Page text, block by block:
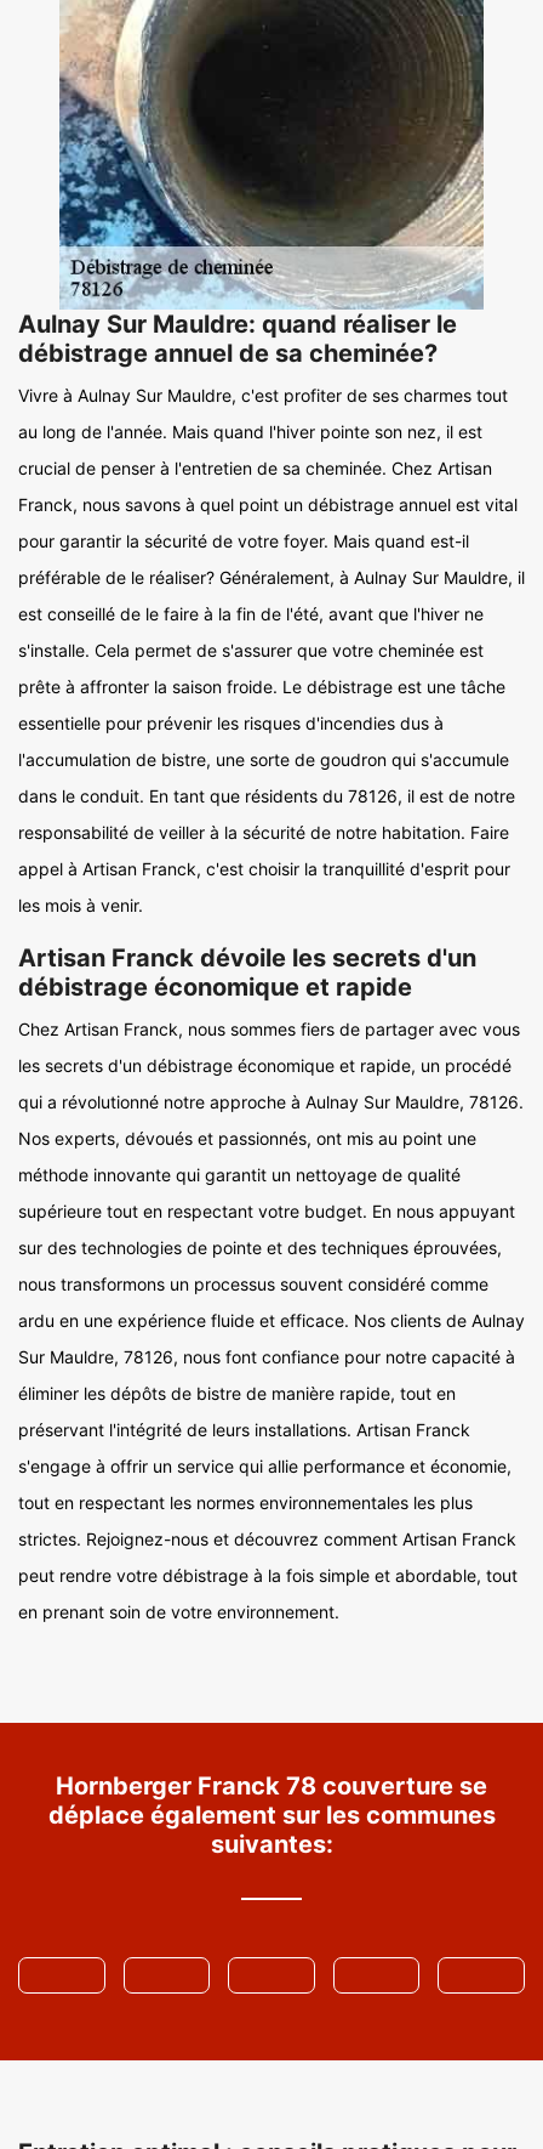
Aulnay Sur Mauldre: quand réaliser le
débistrage annuel de sa cheminée?
Vivre à Aulnay Sur Mauldre, c'est profiter de ses charmes tout
au long de l'année. Mais quand l'hiver pointe son nez, il est
crucial de penser à l'entretien de sa cheminée. Chez Artisan
Franck, nous savons à quel point un débistrage annuel est vital
pour garantir la sécurité de votre foyer. Mais quand est-il
préférable de le réaliser? Généralement, à Aulnay Sur Mauldre, il
est conseillé de le faire à la fin de l'été, avant que l'hiver ne
s'installe. Cela permet de s'assurer que votre cheminée est
prête à affronter la saison froide. Le débistrage est une tâche
essentielle pour prévenir les risques d'incendies dus à
l'accumulation de bistre, une sorte de goudron qui s'accumule
dans le conduit. En tant que résidents du 78126, il est de notre
responsabilité de veiller à la sécurité de notre habitation. Faire
appel à Artisan Franck, c'est choisir la tranquillité d'esprit pour
les mois à venir.
Artisan Franck dévoile les secrets d'un
débistrage économique et rapide
Chez Artisan Franck, nous sommes fiers de partager avec vous
les secrets d'un débistrage économique et rapide, un procédé
qui a révolutionné notre approche à Aulnay Sur Mauldre, 78126.
Nos experts, dévoués et passionnés, ont mis au point une
méthode innovante qui garantit un nettoyage de qualité
supérieure tout en respectant votre budget. En nous appuyant
sur des technologies de pointe et des techniques éprouvées,
nous transformons un processus souvent considéré comme
ardu en une expérience fluide et efficace. Nos clients de Aulnay
Sur Mauldre, 78126, nous font confiance pour notre capacité à
éliminer les dépôts de bistre de manière rapide, tout en
préservant l'intégrité de leurs installations. Artisan Franck
s'engage à offrir un service qui allie performance et économie,
tout en respectant les normes environnementales les plus
strictes. Rejoignez-nous et découvrez comment Artisan Franck
peut rendre votre débistrage à la fois simple et abordable, tout
en prenant soin de votre environnement.
Hornberger Franck 78 couverture se
déplace également sur les communes
suivantes: